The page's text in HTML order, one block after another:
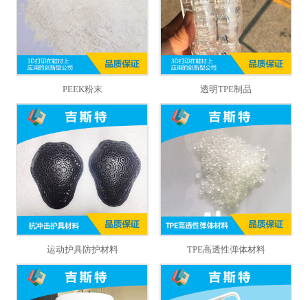
PEEK粉末 透明TPE制品
运动护具防护材料 TPE高透性弹体材料